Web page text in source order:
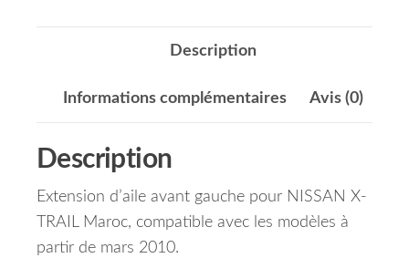
Description
Informations complémentaires Avis (0)
Description
Extension d’aile avant gauche pour NISSAN X-
TRAIL Maroc, compatible avec les modèles à
partir de mars 2010.